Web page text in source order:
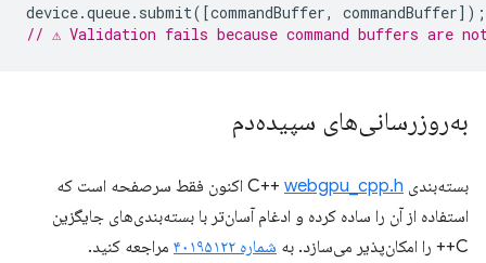
device.queue. submit([commandBuffer, commandBuffer]);
// ⚠️ Validation fails because command buffers are
به‌روزرسانی‌های سپیده‌دم
بسته‌بندی C++ webgpu_cpp.h
اکنون فقط سرصفحه است که
استفاده از آن را ساده کرده و ادغام آسان‌تر با بسته‌بندی‌های جایگزین
C++ را امکان‌پذیر می‌سازد. به
شماره ۴۰۱۹۵۱۲۲ مراجعه کنید.